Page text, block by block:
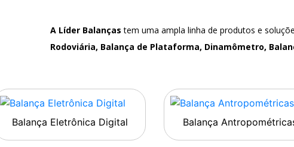
A Líder Balanças tem uma ampla linha de produtos e
Rodoviária, Balança de Plataforma, Dinamômetro,
Balança Eletrônica Digital Balança